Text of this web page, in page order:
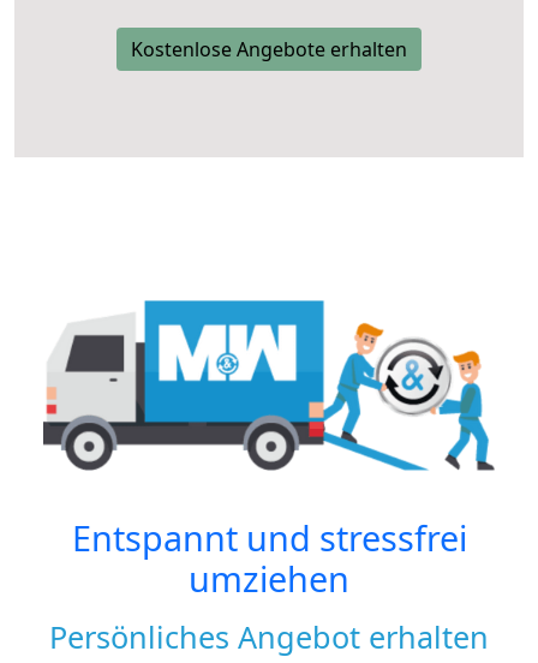
Kostenlose Angebote erhalten
Entspannt und stressfrei
umziehen
Persönliches Angebot erhalten